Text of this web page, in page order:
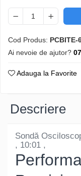
Cod Produs: PCBITE-
Ai nevoie de ajutor?
Adauga la Favorite
Descriere
Sondă
, 10:01 ,